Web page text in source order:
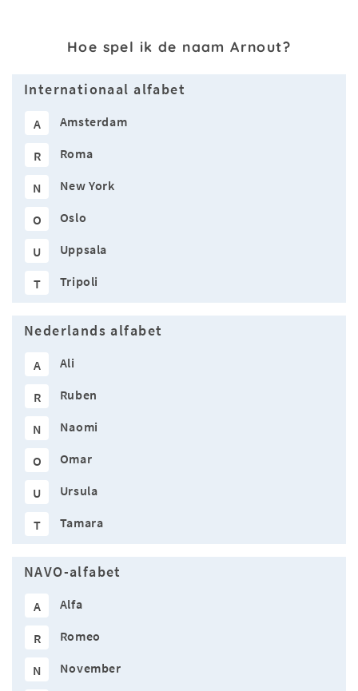
Hoe spel ik de naam Arnout?
Internationaal alfabet
A Amsterdam
R Roma
N New York
O Oslo
U Uppsala
T Tripoli
Nederlands alfabet
A Ali
R Ruben
N Naomi
O Omar
U Ursula
T Tamara
NAVO-alfabet
A Alfa
R Romeo
N November